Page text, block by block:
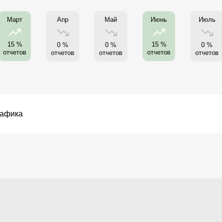
Март
15 %
отчетов
Апр
0 %
отчетов
Май
0 %
отчетов
Июнь
15 %
отчетов
Июль
0 %
отчетов